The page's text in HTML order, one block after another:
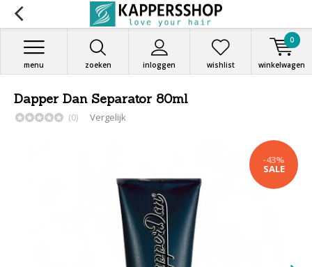
zoeken inloggen
menu wishlist winkelwagen
0
Dapper Dan Separator 80ml
(0) Vergelijk
-43%
SALE